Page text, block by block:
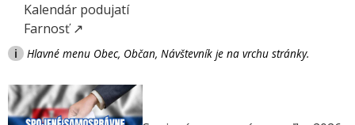
Kalendár podujatí
Farnosť ↗
i Hlavné menu Obec, Občan, Návštevník je na vrchu stránky.